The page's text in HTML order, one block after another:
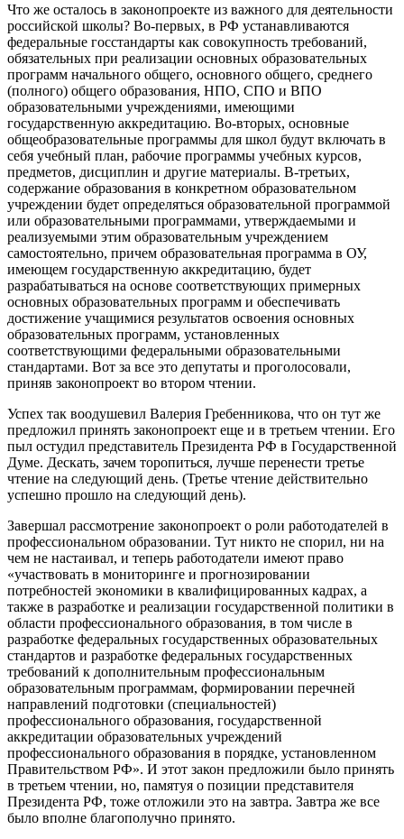
Что же осталось в законопроекте из важного для деятельности
российской школы? Во-первых, в РФ устанавливаются
федеральные госстандарты как совокупность требований,
обязательных при реализации основных образовательных
программ начального общего, основного общего, среднего
(полного) общего образования, НПО, СПО и ВПО
образовательными учреждениями, имеющими
государственную аккредитацию. Во-вторых, основные
общеобразовательные программы для школ будут включать в
себя учебный план, рабочие программы учебных курсов,
предметов, дисциплин и другие материалы. В-третьих,
содержание образования в конкретном образовательном
учреждении будет определяться образовательной программой
или образовательными программами, утверждаемыми и
реализуемыми этим образовательным учреждением
самостоятельно, причем образовательная программа в ОУ,
имеющем государственную аккредитацию, будет
разрабатываться на основе соответствующих примерных
основных образовательных программ и обеспечивать
достижение учащимися результатов освоения основных
образовательных программ, установленных
соответствующими федеральными образовательными
стандартами. Вот за все это депутаты и проголосовали,
приняв законопроект во втором чтении.
Успех так воодушевил Валерия Гребенникова, что он тут же
предложил принять законопроект еще и в третьем чтении. Его
пыл остудил представитель Президента РФ в Государственной
Думе. Дескать, зачем торопиться, лучше перенести третье
чтение на следующий день. (Третье чтение действительно
успешно прошло на следующий день).
Завершал рассмотрение законопроект о роли работодателей в
профессиональном образовании. Тут никто не спорил, ни на
чем не настаивал, и теперь работодатели имеют право
«участвовать в мониторинге и прогнозировании
потребностей экономики в квалифицированных кадрах, а
также в разработке и реализации государственной политики в
области профессионального образования, в том числе в
разработке федеральных государственных образовательных
стандартов и разработке федеральных государственных
требований к дополнительным профессиональным
образовательным программам, формировании перечней
направлений подготовки (специальностей)
профессионального образования, государственной
аккредитации образовательных учреждений
профессионального образования в порядке, установленном
Правительством РФ». И этот закон предложили было принять
в третьем чтении, но, памятуя о позиции представителя
Президента РФ, тоже отложили это на завтра. Завтра же все
было вполне благополучно принято.